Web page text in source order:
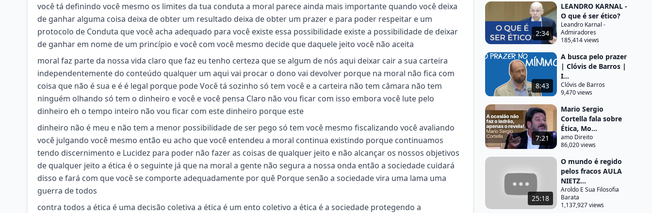
você tá definindo você mesmo os limites da tua conduta a moral parece ainda mais importante quando você deixa
de ganhar alguma coisa deixa de obter um resultado deixa de obter um prazer e para poder respeitar e um
protocolo de Conduta que você acha adequado para você existe essa possibilidade existe a possibilidade de deixar
de ganhar em nome de um princípio e você com você mesmo decide que daquele jeito você não aceita
moral faz parte da nossa vida claro que faz eu tenho certeza que se algum de nós aqui deixar cair a sua carteira
independentemente do conteúdo qualquer um aqui vai procar o dono vai devolver porque na moral não fica com
coisa que não é sua e é é legal porque pode Você tá sozinho só tem você e a carteira não tem câmara não tem
ninguém olhando só tem o dinheiro e você e você pensa Claro não vou ficar com isso embora você lute pelo
dinheiro eh o tempo inteiro não vou ficar com este dinheiro porque este
dinheiro não é meu e não tem a menor possibilidade de ser pego só tem você mesmo fiscalizando você avaliando
você julgando você mesmo então eu acho que você entendeu a moral continua existindo porque continuamos
tendo discernimento e Lucidez para poder não fazer as coisas de qualquer jeito e não alcançar os nossos objetivos
de qualquer jeito a ética é o seguinte já que na moral a gente não segura a nossa onda então a sociedade cuidará
disso e fará com que você se comporte adequadamente por quê Porque senão a sociedade vira uma lama uma
guerra de todos
contra todos a ética é uma decisão coletiva a ética é um ento coletivo a ética é a sociedade protegendo a
2:34
LEANDRO KARNAL -
O que é ser ético?
Leandro Karnal -
Admiradores
185,414 views
8:43
A busca pelo prazer
| Clóvis de Barros |
I...
Clóvis de Barros
9,470 views
7:21
Mario Sergio
Cortella fala sobre
Ética, Mo...
amo Direito
86,020 views
25:18
O mundo é regido
pelos fracos AULA
NIETZ...
Aroldo E Sua Filosofia
Barata
1,137,927 views